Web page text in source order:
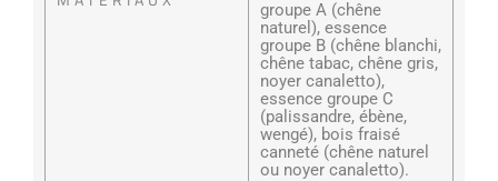
groupe A (chêne
naturel), essence
groupe B (chêne blanchi,
chêne tabac, chêne gris,
noyer canaletto),
essence groupe C
(palissandre, ébène,
wengé), bois fraisé
canneté (chêne naturel
ou noyer canaletto).